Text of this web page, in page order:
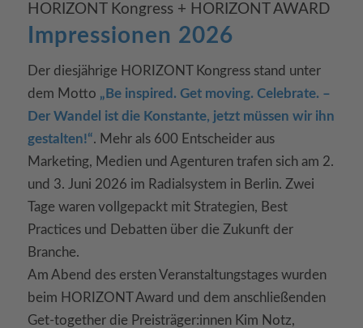
HORIZONT Kongress + HORIZONT AWARD
Impressionen 2026
Der diesjährige HORIZONT Kongress stand unter
dem Motto „Be inspired. Get moving. Celebrate. –
Der Wandel ist die Konstante, jetzt müssen wir ihn
gestalten!“. Mehr als 600 Entscheider aus
Marketing, Medien und Agenturen trafen sich am 2.
und 3. Juni 2026 im Radialsystem in Berlin. Zwei
Tage waren vollgepackt mit Strategien, Best
Practices und Debatten über die Zukunft der
Branche.
Am Abend des ersten Veranstaltungstages wurden
beim HORIZONT Award und dem anschließenden
Get-together die Preisträger:innen Kim Notz,